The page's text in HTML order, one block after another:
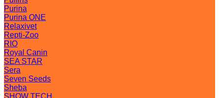
Purina
Purina ONE
Relaxivet
Repti-Zoo
RIO
Royal Canin
SEA STAR
Sera
Seven Seeds
Sheba
SHOW TECH